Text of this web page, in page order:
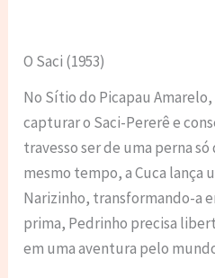
O Saci (1953)
No Sítio do Picapau
capturar o Saci-Pererê e
travesso ser de uma perna
mesmo tempo, a Cuca lança
Narizinho, transformando-a
prima, Pedrinho precisa
em uma aventura pelo